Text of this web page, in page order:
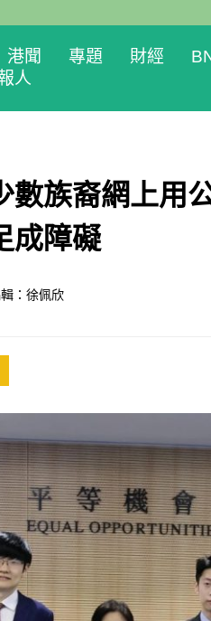
港聞 專題 財經
人
數族裔網上
成障礙
：徐佩欣